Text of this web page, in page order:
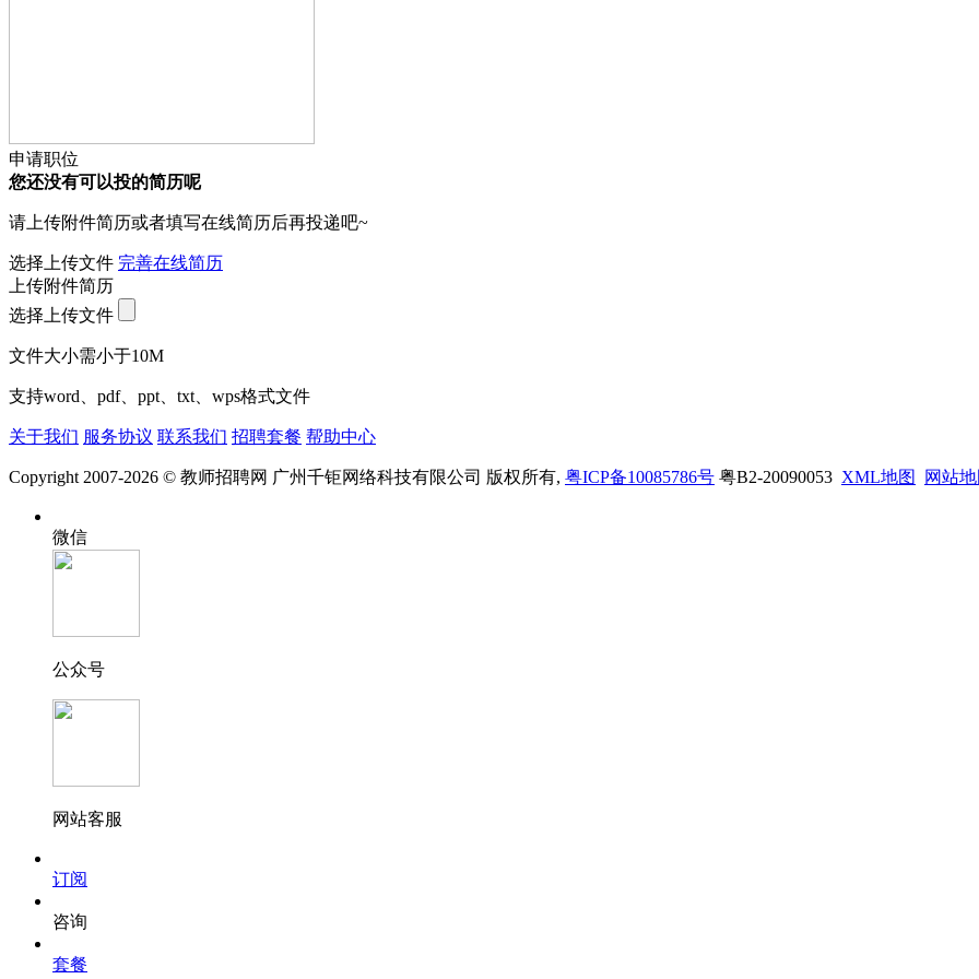
申请职位
您还没有可以投的简历呢
请上传附件简历或者填写在线简历后再投递吧~
选择上传文件 完善在线简历
上传附件简历
选择上传文件
文件大小需小于10M
支持word、pdf、ppt、txt、wps格式文件
关于我们 服务协议 联系我们 招聘套餐 帮助中心
Copyright 2007-2026 © 教师招聘网 广州千钜网络科技有限公司 版权所有, 粤ICP备10085786号 粤B2-20090053 XML地图 网站
微信
公众号
网站客服
订阅
咨询
套餐